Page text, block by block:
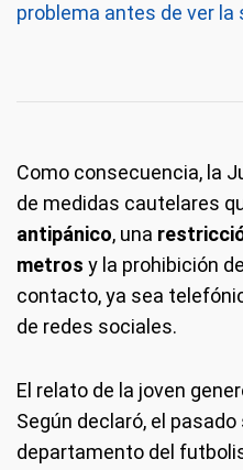
problema antes de ver la
Como consecuencia, la
de medidas cautelares
antipánico, una
metros y la prohibición
contacto, ya sea
de redes sociales.
El relato de la joven
Según declaró, el pasado
departamento del